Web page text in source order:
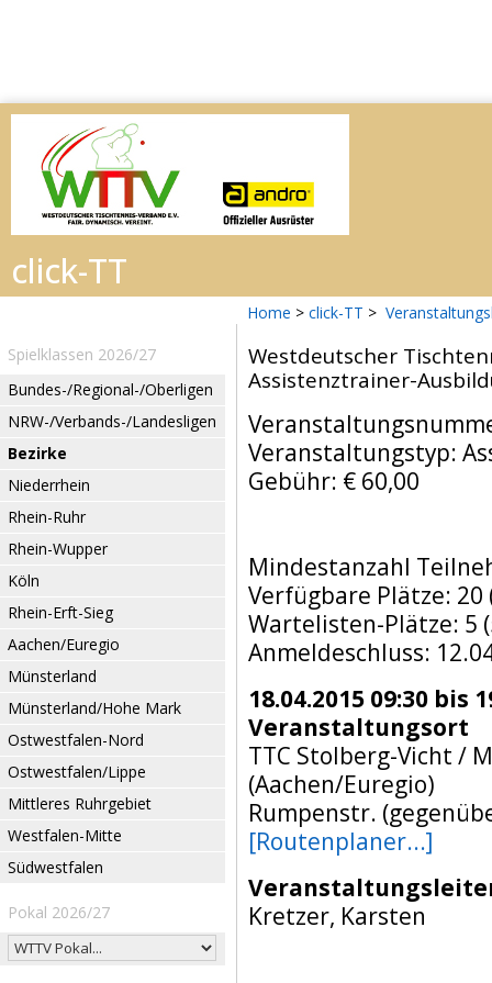
Home > click-TT >
Spielklassen 2026/27
Bundes-/Regional-/Oberligen
NRW-/Verbands-/Landesligen
Bezirke
Niederrhein
Rhein-Ruhr
Rhein-Wupper
Köln
Rhein-Erft-Sieg
Aachen/Euregio
Münsterland
Münsterland/Hohe Mark
Ostwestfalen-Nord
Ostwestfalen/Lippe
Mittleres Ruhrgebiet
Westfalen-Mitte
Südwestfalen
Pokal 2026/27
Westdeutscher
Assistenztrainer-
Veranstaltungstyp:
Gebühr: € 60,00
Mindestanzahl
Verfügbare Plätze: 20
Wartelisten-Plätze: 5
Anmeldeschluss:
18.04.2015 09:30 bis
Veranstaltungsort
TTC Stolberg-Vicht /
(Aachen/Euregio)
Rumpenstr.
[Routenplaner...]
Kretzer, Karsten